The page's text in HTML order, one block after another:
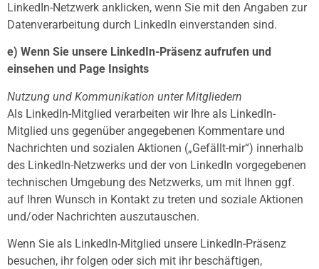
LinkedIn-Netzwerk anklicken, wenn Sie mit den Angaben zur
Datenverarbeitung durch LinkedIn einverstanden sind.
e) Wenn Sie unsere LinkedIn-Präsenz aufrufen und
einsehen und Page Insights
Nutzung und Kommunikation unter Mitgliedern
Als LinkedIn-Mitglied verarbeiten wir Ihre als LinkedIn-
Mitglied uns gegenüber angegebenen Kommentare und
Nachrichten und sozialen Aktionen („Gefällt-mir“) innerhalb
des LinkedIn-Netzwerks und der von LinkedIn vorgegebenen
technischen Umgebung des Netzwerks, um mit Ihnen ggf.
auf Ihren Wunsch in Kontakt zu treten und soziale Aktionen
und/oder Nachrichten auszutauschen.
Wenn Sie als LinkedIn-Mitglied unsere LinkedIn-Präsenz
besuchen, ihr folgen oder sich mit ihr beschäftigen,